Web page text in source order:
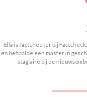
Ella is factchecker bij
en behaalde een master in
stagiaire bij de